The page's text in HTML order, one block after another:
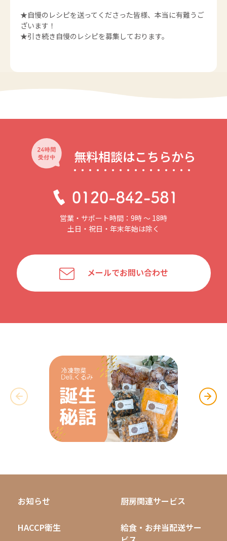
★自慢のレシピを送ってくださった皆様、本当に有難うご
ざいます！
★引き続き自慢のレシピを募集しております。
無料相談はこちらから
営業・サポート時間：9時 〜 18時
土日・祝日・年末年始は除く
メールでお問い合わせ
お知らせ 厨房関連サービス
HACCP衛生
給食・お弁当配送サー